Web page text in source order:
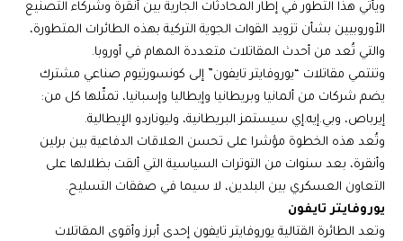
ويأتي هذا التطور في إطار المحادثات الجارية بين أنقرة وشركاء التصنيع
الأوروبيين بشأن تزويد القوات الجوية التركية بهذه الطائرات المتطورة،
والتي تُعد من أحدث المقاتلات متعددة المهام في أوروبا.
وتنتمي مقاتلات “يوروفايتر تايفون” إلى كونسورتيوم صناعي مشترك
يضم شركات من ألمانيا وبريطانيا وإيطاليا وإسبانيا، تمثّلها كل من:
إيرباص، وبي.إيه.إي سيستمز البريطانية، وليوناردو الإيطالية.
وتُعد هذه الخطوة مؤشرا على تحسن العلاقات الدفاعية بين برلين
وأنقرة، بعد سنوات من التوترات السياسية التي ألقت بظلالها على
التعاون العسكري بين البلدين، لا سيما في صفقات التسليح.
يوروفايتر تايفون
وتعد الطائرة القتالية يوروفايتر تايفون إحدى أبرز وأقوى المقاتلات